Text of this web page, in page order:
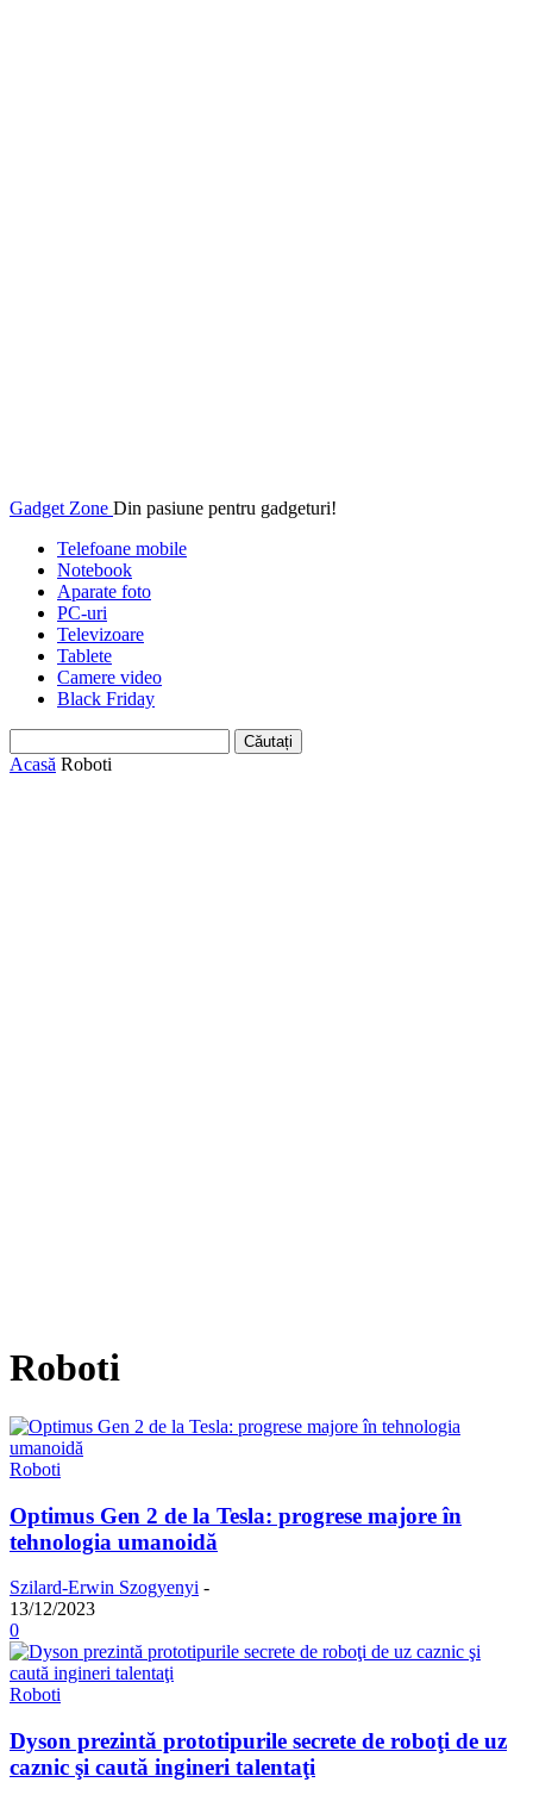
Gadget Zone Din pasiune pentru gadgeturi!
Telefoane mobile
Notebook
Aparate foto
PC-uri
Televizoare
Tablete
Camere video
Black Friday
Acasă Roboti
Roboti
Roboti
Optimus Gen 2 de la Tesla: progrese majore în
tehnologia umanoidă
Szilard-Erwin Szogyenyi -
13/12/2023
0
Roboti
Dyson prezintă prototipurile secrete de roboţi de uz
caznic şi caută ingineri talentaţi